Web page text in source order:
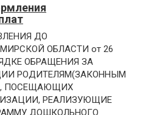
ДО
ОБЛАСТИ от 26
ОБРАЩЕНИЯ ЗА
РОДИТЕЛЯМ(ЗАКОННЫМ
ПОСЕЩАЮЩИХ
РЕАЛИЗУЮЩИЕ
ДОШКОЛЬНОГО